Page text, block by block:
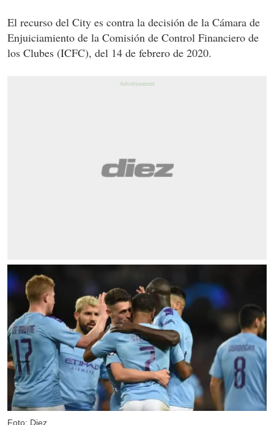
El recurso del City es contra la decisión de la Cámara de
Enjuiciamiento de la Comisión de Control Financiero de
los Clubes (ICFC), del 14 de febrero de 2020.
Foto: Diez